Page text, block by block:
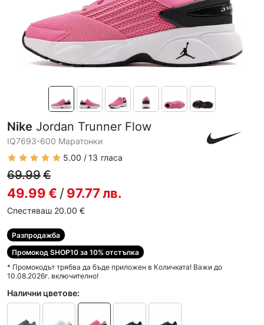
Nike Jordan Trunner Flow
IQ7693-600 Маратонки
5.00
13 гласа
69.99€
49.99€ /97.77лв.
Спестяваш 20.00 €
Разпродажба
Промокод SHOP10 за 10% отстъпка
* Промокодът трябва да бъде приложен в Количката! Важи до
10.08.2026г. включително!
Налични цветове: